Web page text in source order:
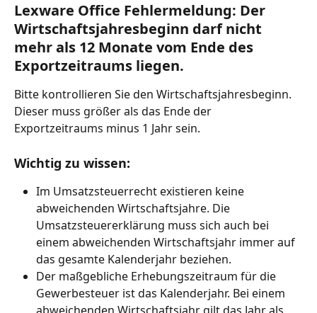
Lexware Office Fehlermeldung: Der
Wirtschaftsjahresbeginn darf nicht
mehr als 12 Monate vom Ende des
Exportzeitraums liegen.
Bitte kontrollieren Sie den Wirtschaftsjahresbeginn.
Dieser muss größer als das Ende der
Exportzeitraums minus 1 Jahr sein.
Wichtig zu wissen:
Im Umsatzsteuerrecht existieren keine
abweichenden Wirtschaftsjahre. Die
Umsatzsteuererklärung muss sich auch bei
einem abweichenden Wirtschaftsjahr immer auf
das gesamte Kalenderjahr beziehen.
Der maßgebliche Erhebungszeitraum für die
Gewerbesteuer ist das Kalenderjahr. Bei einem